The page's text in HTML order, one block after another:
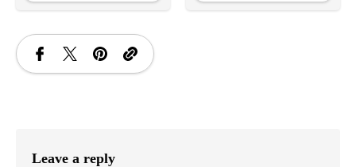
Leave a reply